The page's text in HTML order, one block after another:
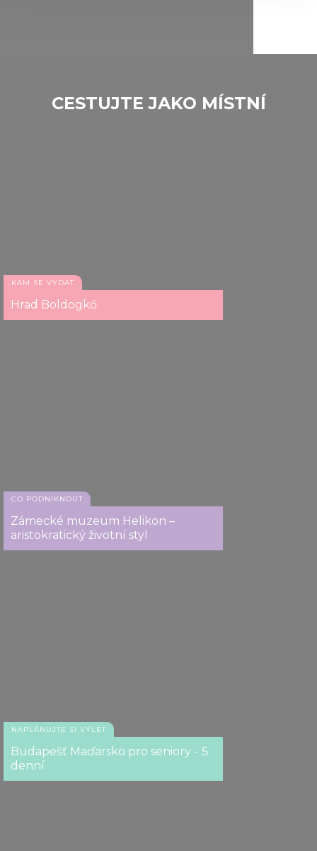
our social media, advertising and analytics partners who
of their services.
CESTUJTE JAKO MÍSTNÍ
KAM SE VYDAT
Hrad Boldogkő
CO PODNIKNOUT
Zámecké muzeum Helikon –
aristokratický životní styl
NAPLÁNUJTE SI VÝLET
Budapešť Maďarsko pro seniory - 5
denní